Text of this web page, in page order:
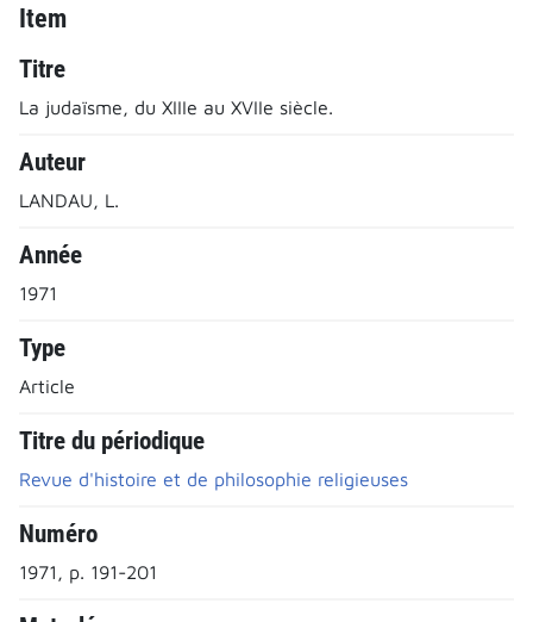
Item
Titre
La judaïsme, du XIIIe au XVIIe siècle.
Auteur
LANDAU, L.
Année
1971
Type
Article
Titre du périodique
Revue d'histoire et de philosophie religieuses
Numéro
1971, p. 191-201